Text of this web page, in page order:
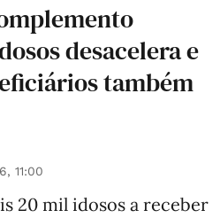
desacelera e
também
11:00
20 mil idosos a receber